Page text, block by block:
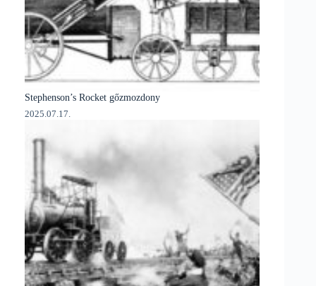
Stephenson’s Rocket gőzmozdony
2025.07.17.